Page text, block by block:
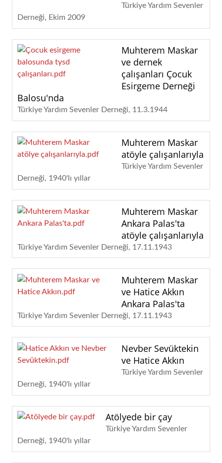
Türkiye Yardım Sevenler
Derneği
Ekim 2009
Muhterem Maskar
ve dernek
çalışanları Çocuk
Esirgeme Derneği
Balosu'nda
Türkiye Yardım Sevenler Derneği 11.3.1944
Muhterem Maskar
atöyle çalışanlarıyla
Türkiye Yardım Sevenler
Derneği
1940'lı yıllar
Muhterem Maskar
Ankara Palas'ta
atöyle çalışanlarıyla
Türkiye Yardım Sevenler Derneği 17.11.1943
Muhterem Maskar
ve Hatice Akkın
Ankara Palas'ta
Türkiye Yardım Sevenler Derneği 17.11.1943
Nevber Sevüktekin
ve Hatice Akkın
Türkiye Yardım Sevenler
Derneği
1940'lı yıllar
Atölyede bir çay
Türkiye Yardım Sevenler
Derneği
1940'lı yıllar